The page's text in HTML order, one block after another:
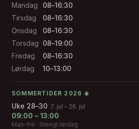
Mandag
08–16:30
Tirsdag
08–16:30
Onsdag
08–16:30
Torsdag 08–19:00
Fredag
08–16:30
Lørdag
10–13:00
SOMMERTIDER 2026 ☀️
Uke 28–30 7. jul – 26. jul
09:00 – 13:00
Man–fre · Stengt lørdag